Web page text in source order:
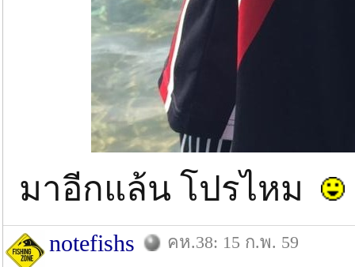
มาอีกแล้น โปรไหม
notefishs คห.38: 15 ก.พ. 59